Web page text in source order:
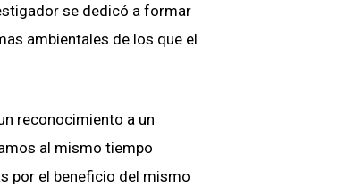
se dedicó a formar
ambientales de los que el
reconocimiento a un
al mismo tiempo
por el beneficio del mismo